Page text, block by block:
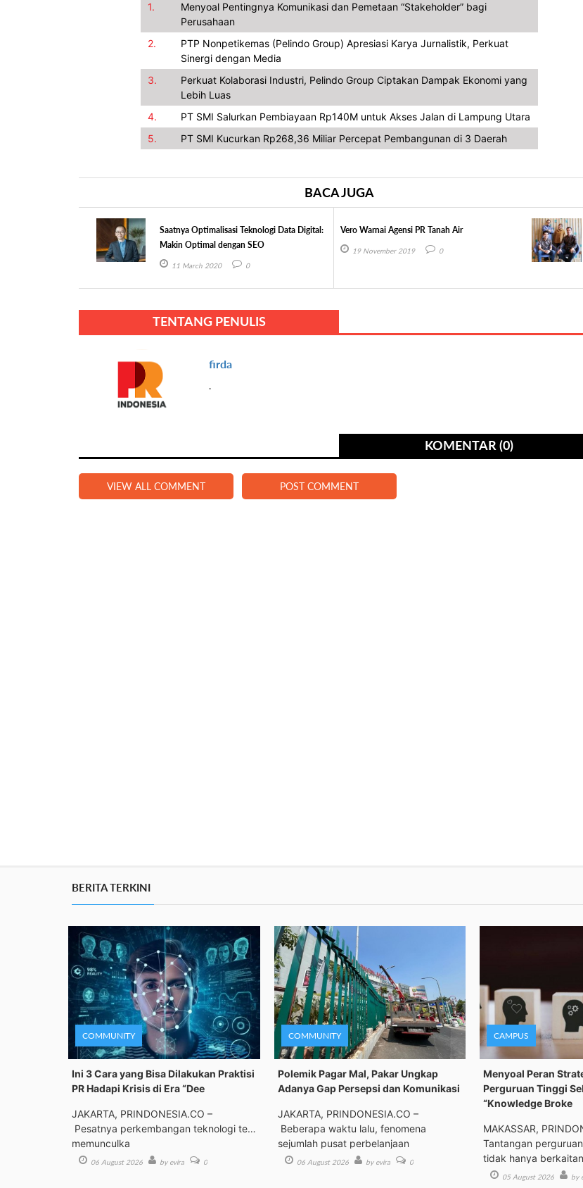
1.
Menyoal Pentingnya Komunikasi dan Pemetaan “Stakeholder” bagi
Perusahaan
2.
PTP Nonpetikemas (Pelindo Group) Apresiasi Karya Jurnalistik, Perkuat
Sinergi dengan Media
3.
Perkuat Kolaborasi Industri, Pelindo Group Ciptakan Dampak Ekonomi yang
Lebih Luas
4.
PT SMI Salurkan Pembiayaan Rp140M untuk Akses Jalan di Lampung Utara
5.
PT SMI Kucurkan Rp268,36 Miliar Percepat Pembangunan di 3 Daerah
BACA JUGA
Saatnya Optimalisasi Teknologi Data Digital:
Makin Optimal dengan SEO
11 March 2020 0
Vero Warnai Agensi PR Tanah Air
19 November 2019 0
TENTANG PENULIS
firda
.
KOMENTAR (0)
VIEW ALL COMMENT POST COMMENT
BERITA TERKINI
COMMUNITY
Ini 3 Cara yang Bisa Dilakukan Praktisi
PR Hadapi Krisis di Era “Dee
JAKARTA, PRINDONESIA.CO –
Pesatnya perkembangan teknologi telah
memunculka
06 August 2026 by evira 0
COMMUNITY
Polemik Pagar Mal, Pakar Ungkap
Adanya Gap Persepsi dan Komunikasi
JAKARTA, PRINDONESIA.CO –
Beberapa waktu lalu, fenomena
sejumlah pusat perbelanjaan
06 August 2026 by evira 0
CAMPUS
Menyoal Peran
Perguruan Tinggi
“Knowledge Broke
MAKASSAR,
Tantangan
tidak hanya
05 August 2026 by